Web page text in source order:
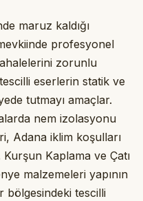
maruz kaldığı
profesyonel
zorunlu
eserlerin statik ve
tutmayı amaçlar.
nem izolasyonu
Adana iklim koşulları
Kaplama ve Çatı
malzemeleri yapının
bölgesindeki tescilli